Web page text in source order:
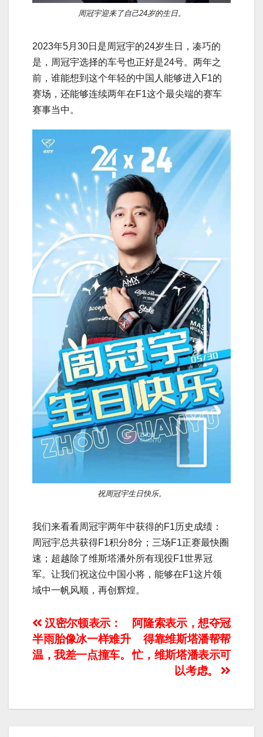
周冠宇迎来了自己24岁的生日。
2023年5月30日是周冠宇的24岁生日，凑巧的
是，周冠宇选择的车号也正好是24号。两年之
前，谁能想到这个年轻的中国人能够进入F1的
赛场，还能够连续两年在F1这个最尖端的赛车
赛事当中。
祝周冠宇生日快乐。
我们来看看周冠宇两年中获得的F1历史成绩：
周冠宇总共获得F1积分8分；三场F1正赛最快圈
速；超越除了维斯塔潘外所有现役F1世界冠
军。让我们祝这位中国小将，能够在F1这片领
域中一帆风顺，再创辉煌。
文
章
阿隆索表示，想夺冠
得靠维斯塔潘帮帮
忙，维斯塔潘表示可
以考虑。
汉密尔顿表示：
半雨胎像冰一样难升
温，我差一点撞车。